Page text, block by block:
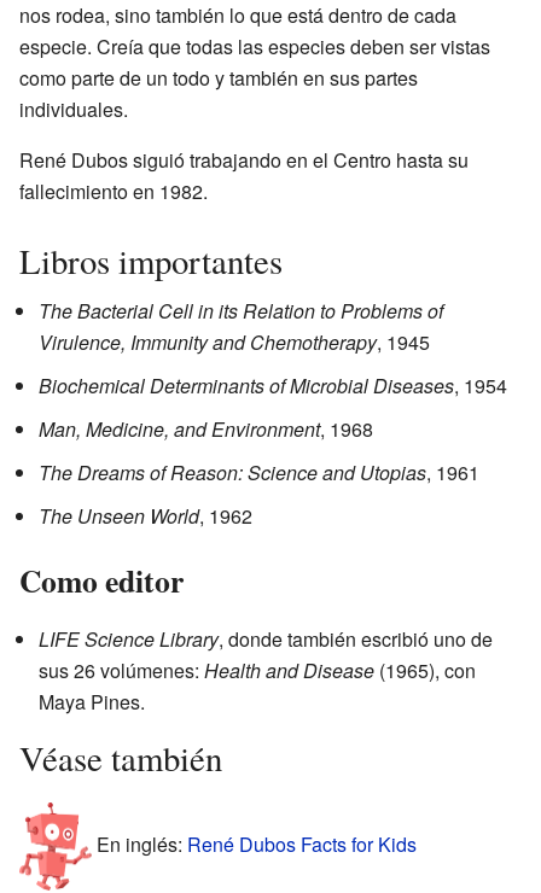
nos rodea, sino también lo que está dentro de cada
especie. Creía que todas las especies deben ser vistas
como parte de un todo y también en sus partes
individuales.
René Dubos siguió trabajando en el Centro hasta su
fallecimiento en 1982.
Libros importantes
The Bacterial Cell in its Relation to Problems of
Virulence, Immunity and Chemotherapy, 1945
Biochemical Determinants of Microbial Diseases, 1954
Man, Medicine, and Environment, 1968
The Dreams of Reason: Science and Utopias, 1961
The Unseen World, 1962
Como editor
LIFE Science Library, donde también escribió uno de
sus 26 volúmenes: Health and Disease (1965), con
Maya Pines.
Véase también
En inglés: René Dubos Facts for Kids